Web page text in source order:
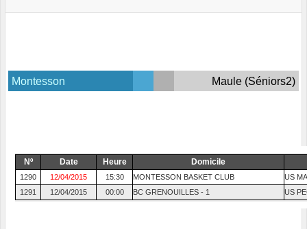
Montesson Maule (Séniors2)
Nº Date Heure Domicile
1290 12/04/2015 15:30 MONTESSON BASKET CLUB
US
1291
12/04/2015 00:00 BC GRENOUILLES - 1 US